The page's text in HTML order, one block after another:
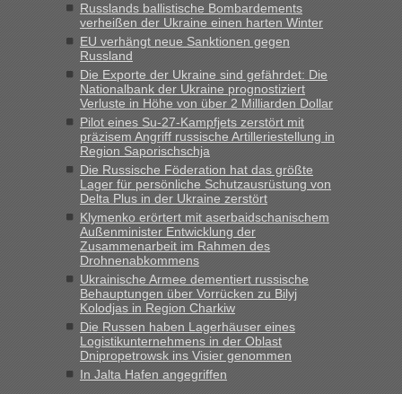
Berichte und Reisetipps • Re: An welchem
Grenzübergang zwischen Polen und der Ukraine
geht es am schnellsten?
„Gestern 6 Stunden warten vor der Grenze Richtung Polen
in Krakowez mit dem Kleinbus. Abfertigung ging dann
schnell da auch Passagiere mit EU-Pass dabei waren“
Bernd D-UAinBerichte und Reisetipps • Re: An
welchem Grenzübergang zwischen Polen und
der Ukraine geht es am schnellsten?
„Bin am Montag 15.6.26 um 8 Uhr in Urgyniw ausgereist,
das erste Mal an einem Montagmorgen ca. 15 Fahrzeuge
vor mir, bin sonst der Erste oder Zweite, egal, nach ca 20
Minuten wurde dann die nächste Welle...“
Berichte und Reisetipps • Re: An welchem
Grenzübergang zwischen Polen und der Ukraine
geht es am schnellsten?
„Derzeit, ist es überall sehr voll an den Grenzen Ukraine/
Russlands ballistische Bombardements
verheißen der Ukraine einen harten Winter
EU verhängt neue Sanktionen gegen
Russland
Die Exporte der Ukraine sind gefährdet: Die
Nationalbank der Ukraine prognostiziert
Verluste in Höhe von über 2 Milliarden Dollar
Pilot eines Su-27-Kampfjets zerstört mit
präzisem Angriff russische Artilleriestellung in
Region Saporischschja
Die Russische Föderation hat das größte
Lager für persönliche Schutzausrüstung von
Delta Plus in der Ukraine zerstört
Klymenko erörtert mit aserbaidschanischem
Außenminister Entwicklung der
Zusammenarbeit im Rahmen des
Drohnenabkommens
Ukrainische Armee dementiert russische
Behauptungen über Vorrücken zu Bilyj
Kolodjas in Region Charkiw
Die Russen haben Lagerhäuser eines
Logistikunternehmens in der Oblast
Dnipropetrowsk ins Visier genommen
In Jalta Hafen angegriffen